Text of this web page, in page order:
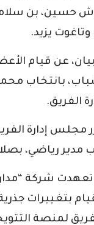
حسين، بن
يزيد.
عن قيام
بانتخاب
الفريق.
إدارة
رياضي،
تعهدت شركة
بتغييرات
لمنصة